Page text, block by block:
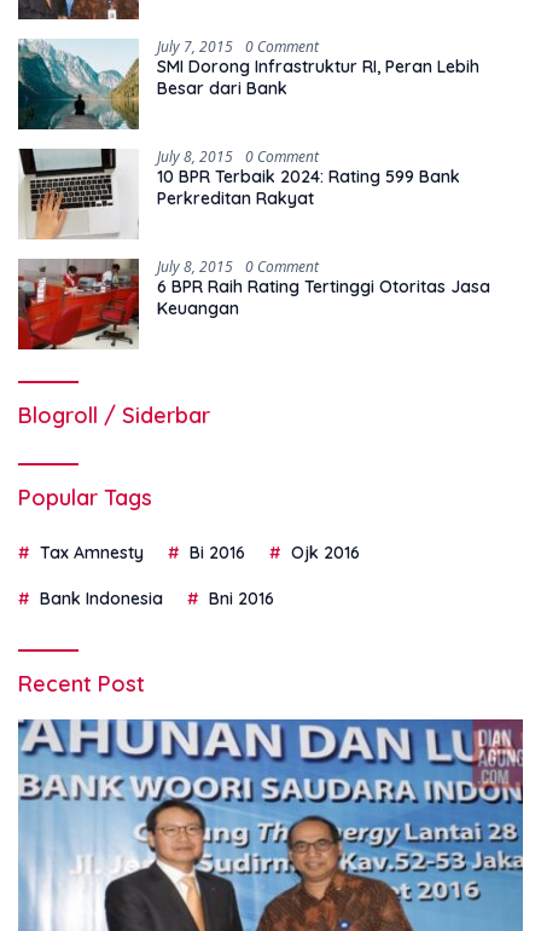
July 7, 2015 0 Comment
SMI Dorong Infrastruktur RI, Peran Lebih
Besar dari Bank
July 8, 2015 0 Comment
10 BPR Terbaik 2024: Rating 599 Bank
Perkreditan Rakyat
July 8, 2015 0 Comment
6 BPR Raih Rating Tertinggi Otoritas Jasa
Keuangan
Blogroll / Siderbar
Popular Tags
Tax Amnesty Bi 2016 Ojk 2016
Bank Indonesia Bni 2016
Recent Post